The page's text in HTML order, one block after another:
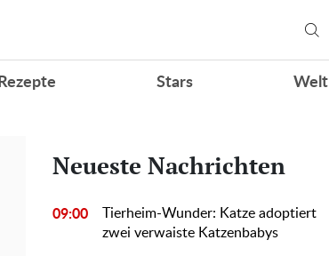
Rezepte Stars Welt
Neueste Nachrichten
09:00
Tierheim-Wunder: Katze adoptiert
zwei verwaiste Katzenbabys